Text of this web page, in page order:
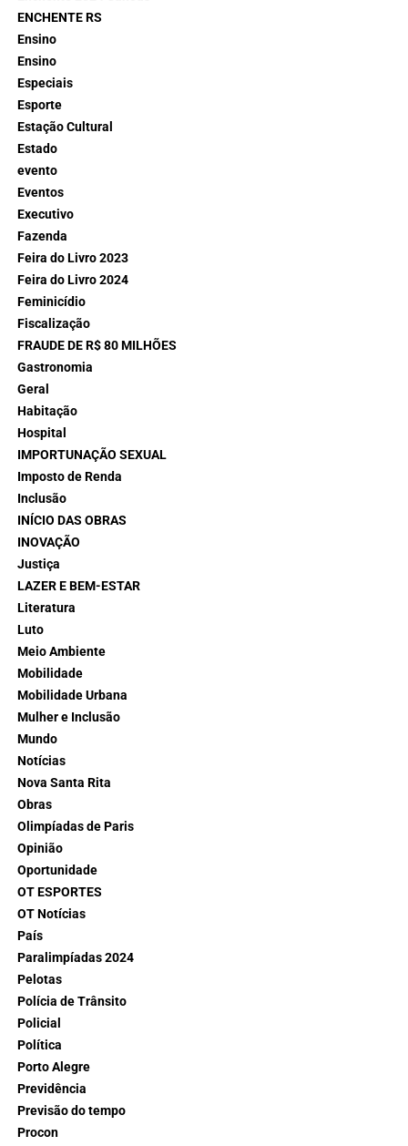
ENCHENTE RS
Ensino
Ensino
Especiais
Esporte
Estação Cultural
Estado
evento
Eventos
Executivo
Fazenda
Feira do Livro 2023
Feira do Livro 2024
Feminicídio
Fiscalização
FRAUDE DE R$ 80 MILHÕES
Gastronomia
Geral
Habitação
Hospital
IMPORTUNAÇÃO SEXUAL
Imposto de Renda
Inclusão
INÍCIO DAS OBRAS
INOVAÇÃO
Justiça
LAZER E BEM-ESTAR
Literatura
Luto
Meio Ambiente
Mobilidade
Mobilidade Urbana
Mulher e Inclusão
Mundo
Notícias
Nova Santa Rita
Obras
Olimpíadas de Paris
Opinião
Oportunidade
OT ESPORTES
OT Notícias
País
Paralimpíadas 2024
Pelotas
Polícia de Trânsito
Policial
Política
Porto Alegre
Previdência
Previsão do tempo
Procon